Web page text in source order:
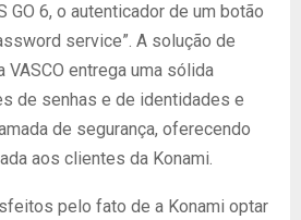
GO 6, o autenticador de um botão
service”. A solução de
entrega uma sólida
de senhas e de identidades e
de segurança, oferecendo
aos clientes da Konami.
pelo fato de a Konami optar